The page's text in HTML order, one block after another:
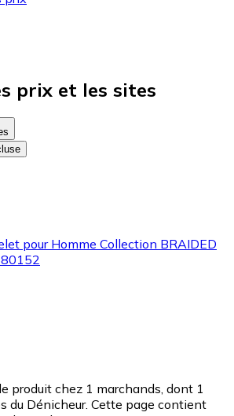
prix et les sites
pour Homme Collection BRAIDED
produit chez 1 marchands, dont 1
du Dénicheur. Cette page contient